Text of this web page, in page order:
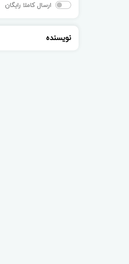
ارسال کاملا رایگان
نویسنده